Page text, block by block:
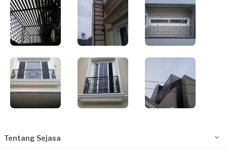
Tentang Sejasa